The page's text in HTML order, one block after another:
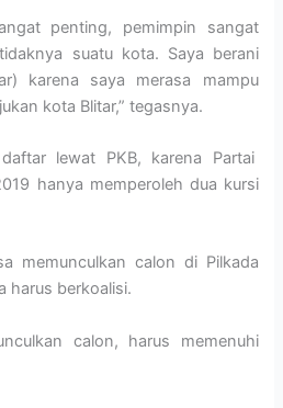
penting, pemimpin sangat
suatu kota. Saya berani
karena saya merasa mampu
kota Blitar,” tegasnya.
lewat PKB, karena Partai
hanya memperoleh dua kursi
memunculkan calon di Pilkada
harus berkoalisi.
calon, harus memenuhi